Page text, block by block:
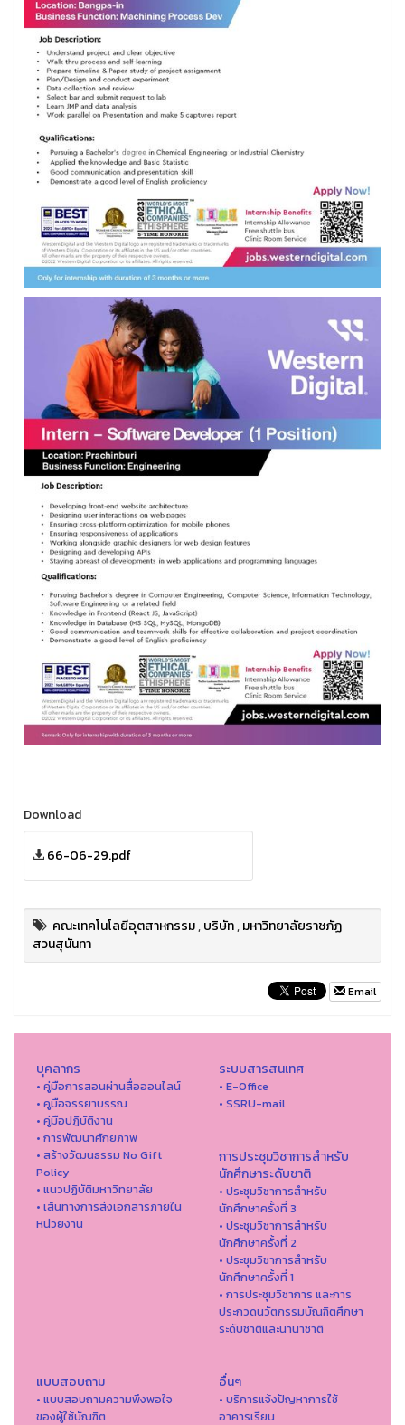
Download
66-06-29.pdf
คณะเทคโนโลยีอุตสาหกรรม,บริษัท,มหาวิทยาลัยราชภัฏ
สวนสุนันทา
Email
บุคลากร
• คู่มือการสอนผ่านสื่อออนไลน์
• คูมือจรรยาบรรณ
• คู่มือปฏิบัติงาน
• การพัฒนาศักยภาพ
• สร้างวัฒนธรรม No Gift
Policy
• แนวปฏิบัติมหาวิทยาลัย
• เส้นทางการส่งเอกสารภายใน
หน่วยงาน
ระบบสารสนเทศ
• E-Office
• SSRU-mail
การประชุมวิชาการสำหรับ
นักศึกษาระดับชาติ
• ประชุมวิชาการสำหรับ
นักศึกษาครั้งที่ 3
• ประชุมวิชาการสำหรับ
นักศึกษาครั้งที่ 2
• ประชุมวิชาการสำหรับ
นักศึกษาครั้งที่ 1
• การประชุมวิชาการ และการ
ประกวดนวัตกรรมบัณฑิตศึกษา
ระดับชาติและนานาชาติ
แบบสอบถาม
• แบบสอบถามความพึงพอใจ
ของผู้ใช้บัณฑิต
อื่นๆ
• บริการแจ้งปัญหาการใ่ช้
อาคารเรียน